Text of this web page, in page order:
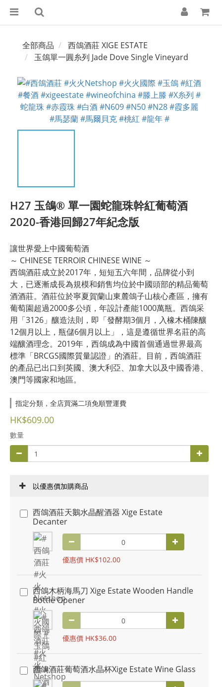
全部商品
西鴿酒莊 XIGE ESTATE
玉鴿單一圓糸列 Jade Dove Single Vineyard
H27 玉鴿® 單一園蛇龍珠幹紅葡萄酒
2020-香港回歸27年紀念版
讓世界愛上中國葡萄酒
～ CHINESE TERROIR CHINESE WINE ～
西鴿酒莊成立於2017年，短短五六年間，品牌從小到
大，已逐漸成長為規模和銷售均位於中國頭部的精品葡萄
酒酒莊。酒莊位於寧夏賀蘭山東麓鴿子山核心產區，擁有
葡萄園超過2000多公頃，年設計產能1000萬瓶。西鴿采
用「3126」釀造法則，即「發酵期3個月，入橡木桶陳釀
12個月以上，瓶儲6個月以上」，這是遵循世界名莊的高
端釀酒理念。2019年，西鴿成為中國首個通過世界最高
標準「BRCGS國際質量認證」的酒莊。目前，西鴿酒莊
的產品已出口到英國、澳大利亞、加拿大以及中國香港、
澳門等國家和地區。
指定分類，全店買滿二項免順豐運費
HK$609.00
數量
以優惠價加購商品
西鴿酒莊天鵝水晶醒酒器 Xige Estate
Decanter
優惠價 HK$102.00
西鴿木柄海馬刀 Xige Estate Wooden Handle
Bottle Opener
優惠價 HK$36.00
西鴿酒莊葡萄酒水晶杯Xige Estate Wine Glass